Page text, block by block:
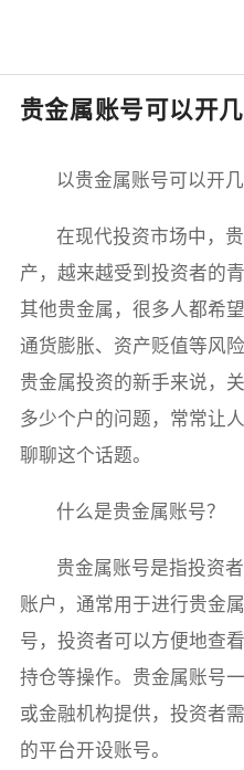
贵金属账号可以开
以贵金属账号可以开
在现代投资市场中，
产，越来越受到投资者的
其他贵金属，很多人都希
通货膨胀、资产贬值等风
贵金属投资的新手来说，
多少个户的问题，常常让
聊聊这个话题。
什么是贵金属账号？
贵金属账号是指投资
账户，通常用于进行贵金
号，投资者可以方便地查
持仓等操作。贵金属账号
或金融机构提供，投资者
的平台开设账号。